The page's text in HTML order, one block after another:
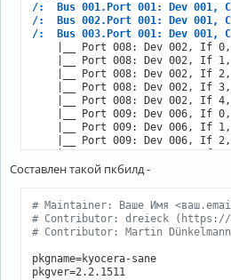
/:  Bus 001.Port 001: Dev 001,
/:  Bus 002.Port 001: Dev 001,
/:  Bus 003.Port 001: Dev 001,
|__ Port 008: Dev 002, If
|__ Port 008: Dev 002, If
|__ Port 008: Dev 002, If
|__ Port 008: Dev 002, If
|__ Port 008: Dev 002, If
|__ Port 009: Dev 006, If
|__ Port 009: Dev 006, If
|__ Port 009: Dev 006, If
Составлен такой пкбилд -
# Maintainer: Ваше Имя
# Contributor: dreieck (https://
# Contributor: Martin Dünkelmann
pkgname=kyocera-sane
pkgver=2.2.1511